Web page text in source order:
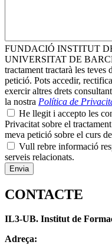
FUNDACIÓ INSTITUT
UNIVERSITAT DE
tractament tractarà les teves
petició. Pots accedir,
exercir altres drets
la nostra Política de
He llegit i accepto les
Privacitat sobre el
meva petició sobre el curs
Vull rebre informació
serveis relacionats.
CONTACTE
IL3-UB. Institut de
Adreça: